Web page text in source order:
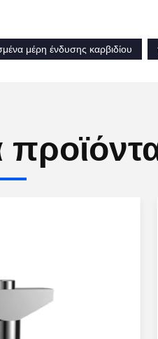
μέρη ένδυσης καρβιδίου